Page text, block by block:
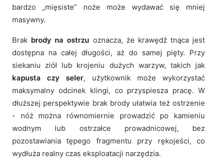
bardzo „mięsiste” noże może wydawać się mniej
masywny.
Brak brody na ostrzu oznacza, że krawędź tnąca jest
dostępna na całej długości, aż do samej pięty. Przy
siekaniu ziół lub krojeniu dużych warzyw, takich jak
kapusta czy seler, użytkownik może wykorzystać
maksymalny odcinek klingi, co przyspiesza pracę. W
dłuższej perspektywie brak brody ułatwia też ostrzenie
- nóż można równomiernie prowadzić po kamieniu
wodnym lub ostrzałce prowadnicowej, bez
pozostawiania tępego fragmentu przy rękojeści, co
wydłuża realny czas eksploatacji narzędzia.